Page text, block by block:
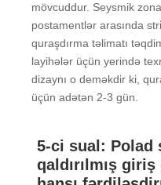
mövcuddur. Seysmik
postamentlər arasında
quraşdırma təlimatı
layihələr üçün yerində
dizaynı o deməkdir ki,
üçün adətən 2-3 gün.
5-ci sual: Polad
qaldırılmış